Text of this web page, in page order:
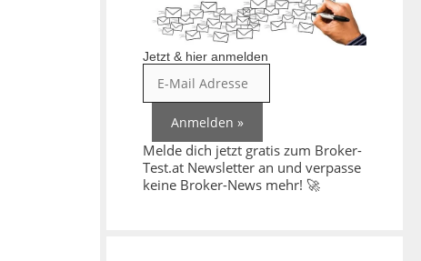
Jetzt & hier anmelden
Melde dich jetzt gratis zum Broker-
Test.at Newsletter an und verpasse
keine Broker-News mehr! 🚀